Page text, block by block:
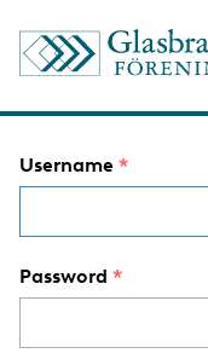
Username
Password